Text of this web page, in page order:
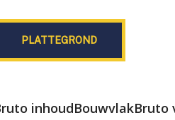
PLATTEGROND
inhoudBouwvlakBruto